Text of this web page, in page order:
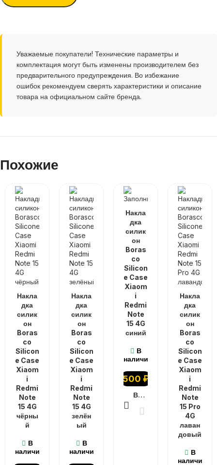
Уважаемые покупатели! Технические параметры и
комплектация могут быть изменены производителем без
предварительного предупреждения. Во избежание
ошибок рекомендуем сверять характеристики и описание
товара на официальном сайте бренда.
Похожие
Накла
дка
силик
он
Boras
co
Silicon
e Case
Xiaom
i
Redmi
Note
15 4G
чёрны
й
В
наличии
Накла
дка
силик
он
Boras
co
Silicon
e Case
Xiaom
i
Redmi
Note
15 4G
зелён
ый
В
наличии
Накла
дка
силик
он
Boras
co
Silicon
e Case
Xiaom
i
Redmi
Note
15 4G
синий
В
наличии
500 ₽
В КОРЗИНУ
Накла
дка
силик
он
Boras
co
Silicon
e Case
Xiaom
i
Redmi
Note
15 Pro
4G
лаван
довый
В
наличии